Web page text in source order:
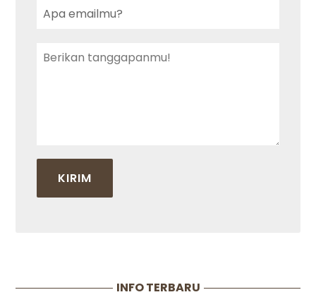
INFO TERBARU